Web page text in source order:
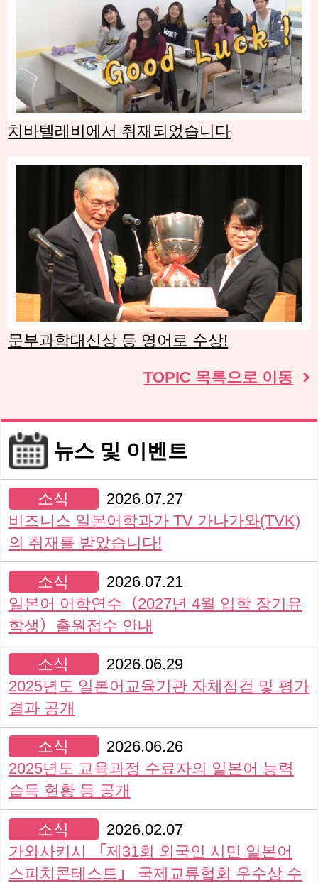
치바텔레비에서 취재되었습니다
문부과학대신상 등 영어로 수상!
TOPIC 목록으로 이동
뉴스 및 이벤트
소식
2026.07.27
비즈니스 일본어학과가 TV 가나가와(TVK)
의 취재를 받았습니다!
소식
2026.07.21
일본어 어학연수（2027년 4월 입학 장기유
학생）출원접수 안내
소식
2026.06.29
2025년도 일본어교육기관 자체점검 및 평가
결과 공개
소식
2026.06.26
2025년도 교육과정 수료자의 일본어 능력
습득 현황 등 공개
소식
2026.02.07
가와사키시 「제31회 외국인 시민 일본어
스피치콘테스트」 국제교류협회 우수상 수